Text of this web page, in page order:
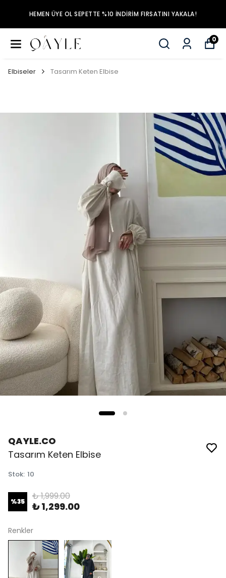
HEMEN ÜYE OL SEPETTE %10 İNDİRİM FIRSATINI YAKALA!
0
Elbiseler Tasarım Keten Elbise
QAYLE.CO
Tasarım Keten Elbise
Stok: 10
%35 ₺ 1,999.00
₺ 1,299.00
Renkler